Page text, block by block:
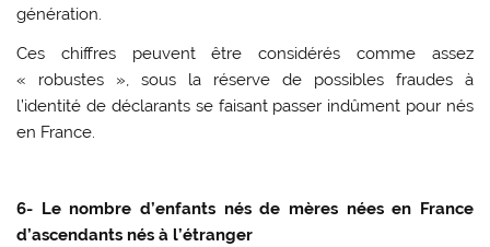
génération.
Ces chiffres peuvent être considérés comme assez
« robustes », sous la réserve de possibles fraudes à
l’identité de déclarants se faisant passer indûment pour nés
en France.
6- Le nombre d’enfants nés de mères nées en France
d’ascendants nés à l’étranger